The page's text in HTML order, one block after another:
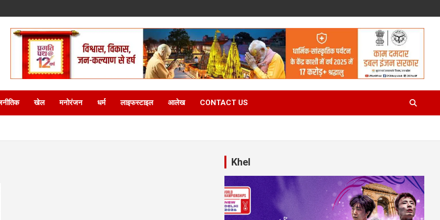
खेल मनोरंजन धर्म लाइफस्टाइल आलेख CONTACT US
Khel